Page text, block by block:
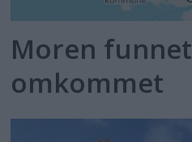
Moren funnet
omkommet